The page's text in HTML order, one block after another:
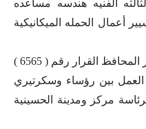
الفنيه هندسه مساعده
أعمال الحمله الميكانيكية
ولحسن سير العمل وانتظامه أصدر المحافظ القرار رقم ( 6565 )
العمل بين رؤساء وسكرتيري
مركز ومدينة الحسينية